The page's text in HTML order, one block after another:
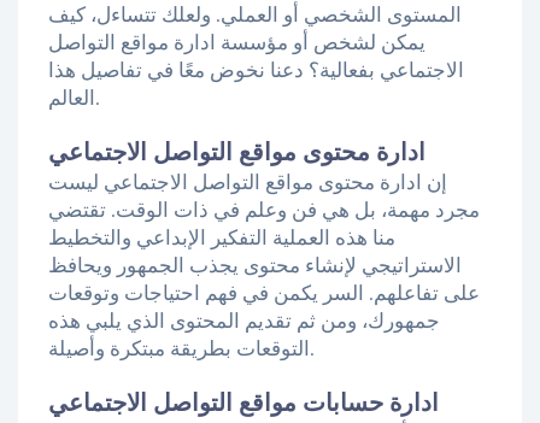
المستوى الشخصي أو العملي. ولعلك تتساءل، كيف
يمكن لشخص أو مؤسسة ادارة مواقع التواصل
الاجتماعي بفعالية؟ دعنا نخوض معًا في تفاصيل هذا
العالم.
ادارة محتوى مواقع التواصل الاجتماعي
إن ادارة محتوى مواقع التواصل الاجتماعي ليست
مجرد مهمة، بل هي فن وعلم في ذات الوقت. تقتضي
منا هذه العملية التفكير الإبداعي والتخطيط
الاستراتيجي لإنشاء محتوى يجذب الجمهور ويحافظ
على تفاعلهم. السر يكمن في فهم احتياجات وتوقعات
جمهورك، ومن ثم تقديم المحتوى الذي يلبي هذه
التوقعات بطريقة مبتكرة وأصيلة.
ادارة حسابات مواقع التواصل الاجتماعي